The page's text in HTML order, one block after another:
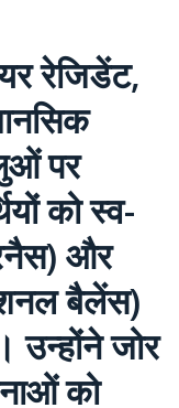
रेजिडेंट,
पर
को स्व-
और
बैलेंस)
उन्होंने जोर
को